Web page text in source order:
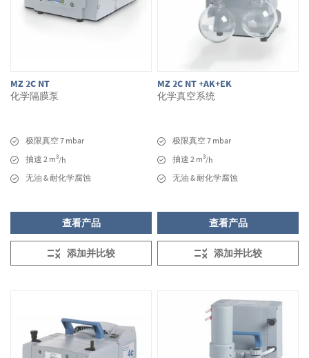
MZ 2C NT
化学隔膜泵
极限真空 7 mbar
抽速 2 m3/h
无油 & 耐化学腐蚀
查看产品
添加并比较
MZ 2C NT +AK+EK
化学真空系统
极限真空 7 mbar
抽速 2 m3/h
无油 & 耐化学腐蚀
查看产品
添加并比较